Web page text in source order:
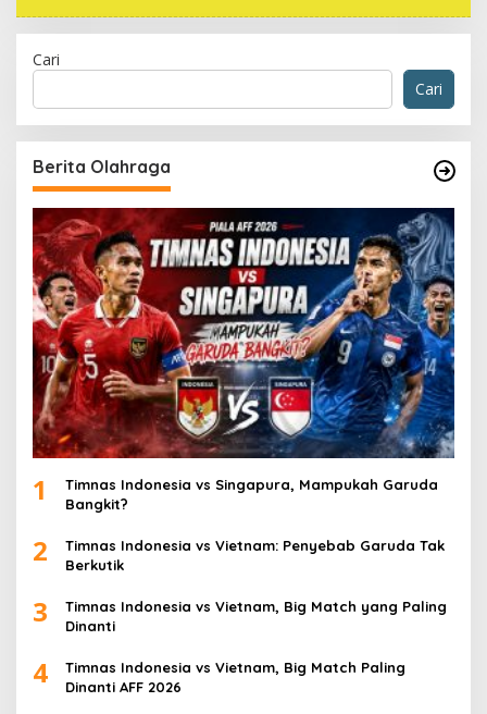
Cari
Cari
Berita Olahraga
1
Timnas Indonesia vs Singapura, Mampukah Garuda
Bangkit?
2
Timnas Indonesia vs Vietnam: Penyebab Garuda Tak
Berkutik
3
Timnas Indonesia vs Vietnam, Big Match yang Paling
Dinanti
4
Timnas Indonesia vs Vietnam, Big Match Paling
Dinanti AFF 2026